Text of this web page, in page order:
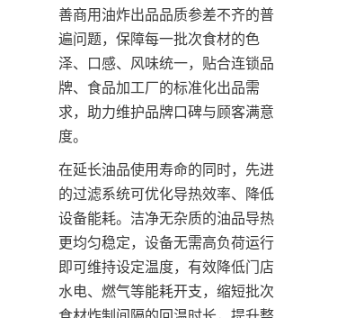
善商用油炸出品品质参差不齐的普
遍问题，保障每一批次食材的色
泽、口感、风味统一，贴合连锁品
牌、食品加工厂的标准化出品需
求，助力维护品牌口碑与顾客满意
度。
在延长油品使用寿命的同时，先进
的过滤系统可优化导热效率、降低
设备能耗。洁净无杂质的油品导热
更均匀稳定，设备无需高负荷运行
即可维持设定温度，有效降低门店
水电、燃气等能耗开支，缩短批次